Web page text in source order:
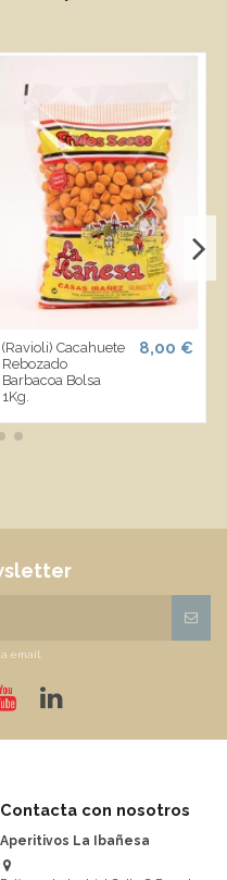
(Ravioli) Cacahuete
Rebozado
Barbacoa Bolsa
1Kg.
8,00 €
email.
Contacta con nosotros
Aperitivos La Ibañesa